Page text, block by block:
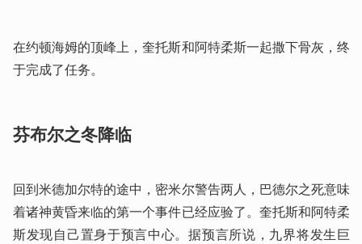
在约顿海姆的顶峰上，奎托斯和阿特柔斯一起撒下骨灰，终
于完成了任务。
芬布尔之冬降临
回到米德加尔特的途中，密米尔警告两人，巴德尔之死意味
着诸神黄昏来临的第一个事件已经应验了。奎托斯和阿特柔
斯发现自己置身于预言中心。据预言所说，九界将发生巨